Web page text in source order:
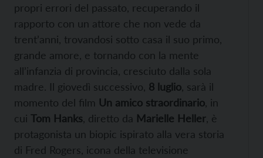
propri errori del passato, recuperando il
rapporto con un attore che non vede da
trent’anni, trovandosi sotto casa il suo primo,
grande amore, e tornando con la mente
all’infanzia di provincia, cresciuto dalla sola
madre. Il giovedì successivo, 8 luglio , sarà il
momento del film Un amico straordinario , in
cui Tom Hanks , diretto da Marielle Heller , è
protagonista un biopic ispirato alla vera storia
di Fred Rogers, icona della televisione